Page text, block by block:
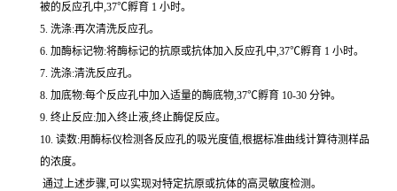
被的反应孔中,37℃孵育 1 小时。
5. 洗涤:再次清洗反应孔。
6. 加酶标记物:将酶标记的抗原或抗体加入反应孔中,37℃孵育 1 小时。
7. 洗涤:清洗反应孔。
8. 加底物:每个反应孔中加入适量的酶底物,37℃孵育 10-30 分钟。
9. 终止反应:加入终止液,终止酶促反应。
10. 读数:用酶标仪检测各反应孔的吸光度值,根据标准曲线计算待测样品
的浓度。
通过上述步骤,可以实现对特定抗原或抗体的高灵敏度检测。